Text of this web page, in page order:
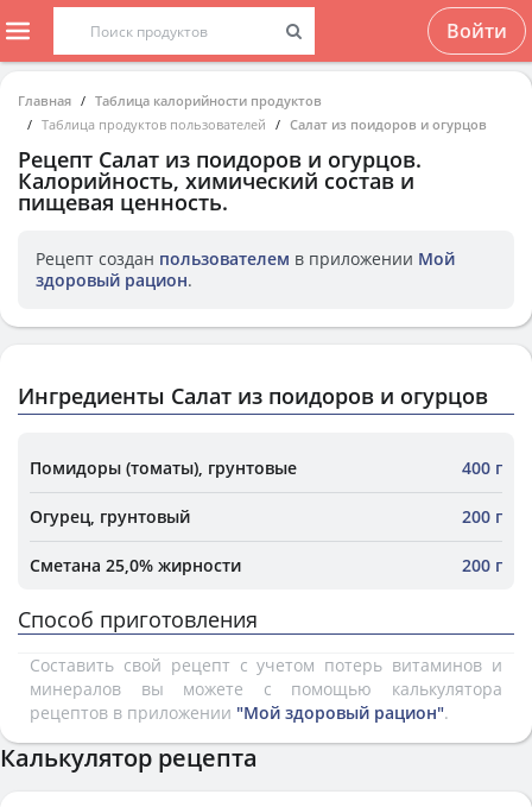
Войти
Главная
Таблица калорийности продуктов
Таблица продуктов пользователей
Салат из поидоров и огурцов
Рецепт Салат из поидоров и огурцов.
Калорийность, химический состав и
пищевая ценность.
Рецепт создан пользователем в приложении Мой
здоровый рацион.
Ингредиенты Салат из поидоров и огурцов
Помидоры (томаты), грунтовые 400 г
Огурец, грунтовый 200 г
Сметана 25,0% жирности 200 г
Способ приготовления
Составить свой рецепт с учетом потерь витаминов и
минералов вы можете с помощью калькулятора
рецептов в приложении "Мой здоровый рацион".
Калькулятор рецепта